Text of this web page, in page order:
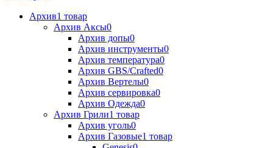
Архив1 товар
Архив Аксы0
Архив допы0
Архив инструменты0
Архив температура0
Архив GBS/Crafted0
Архив Вертелы0
Архив сервировка0
Архив Одежда0
Архив Грили1 товар
Архив уголь0
Архив Газовые1 товар